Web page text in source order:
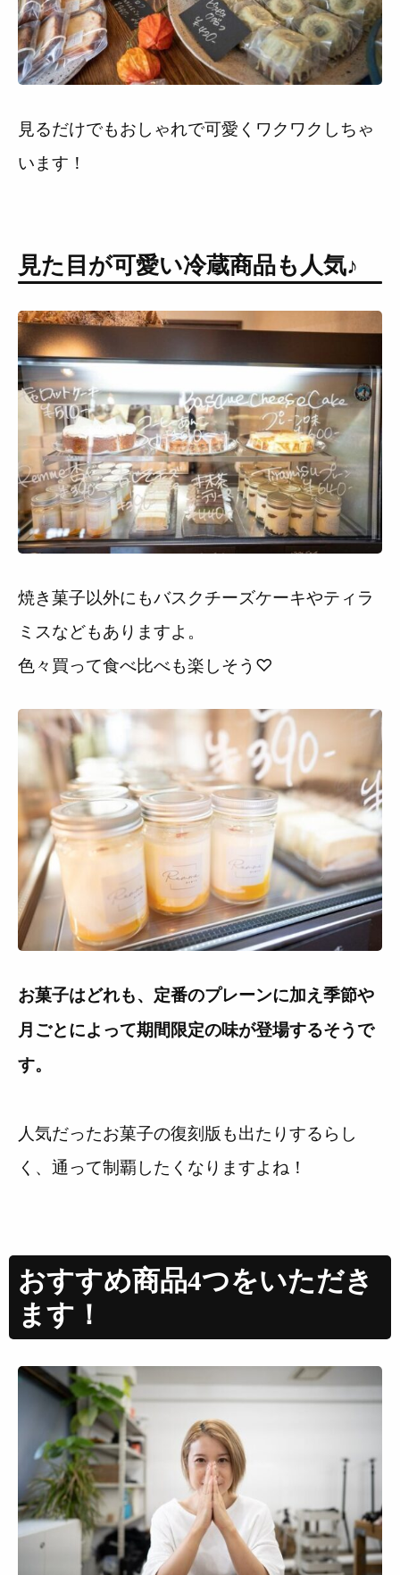
見るだけでもおしゃれで可愛くワクワクしちゃ
います！
見た目が可愛い冷蔵商品も人気♪
焼き菓子以外にもバスクチーズケーキやティラ
ミスなどもありますよ。
色々買って食べ比べも楽しそう♡
お菓子はどれも、定番のプレーンに加え季節や
月ごとによって期間限定の味が登場するそうで
す。
人気だったお菓子の復刻版も出たりするらし
く、通って制覇したくなりますよね！
おすすめ商品4つをいただき
ます！